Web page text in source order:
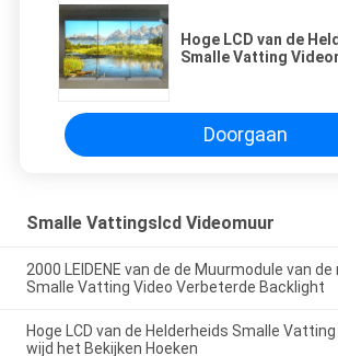
Hoge LCD van de
Smalle Vatting
Doorgaan
Smalle Vattingslcd Videomuur
2000 LEIDENE van de de Muurmodule van
Smalle Vatting Video Verbeterde Backlight
Hoge LCD van de Helderheids Smalle
wijd het Bekijken Hoeken